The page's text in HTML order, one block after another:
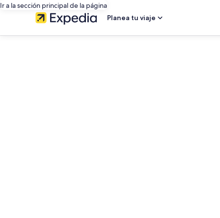
Ir a la sección principal de la página
Planea tu viaje